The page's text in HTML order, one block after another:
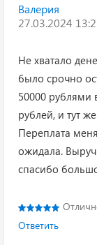
Валерия
27.03.2024
Не хватало
было срочно
50000 рублями
рублей, и тут
Переплата
ожидала.
спасибо
Ответить